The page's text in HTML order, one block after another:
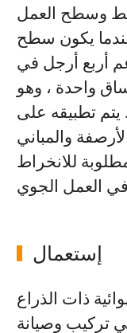
وسطح العمل
عندما يكون سطح
أربع أرجل في
واحدة ، وهو
تطبيقه على
والمباني
للانخراط
إستعمال
ذات الذراع
تركيب وصيانة